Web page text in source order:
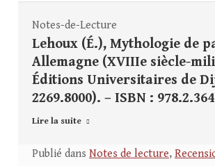
Notes-de-Lecture
Lehoux (É.), Mythologie de
Allemagne (XVIIIe siècle-
Éditions Universitaires de
2269.8000). – ISBN :
Lire la suite
Publié dans Notes de lecture,